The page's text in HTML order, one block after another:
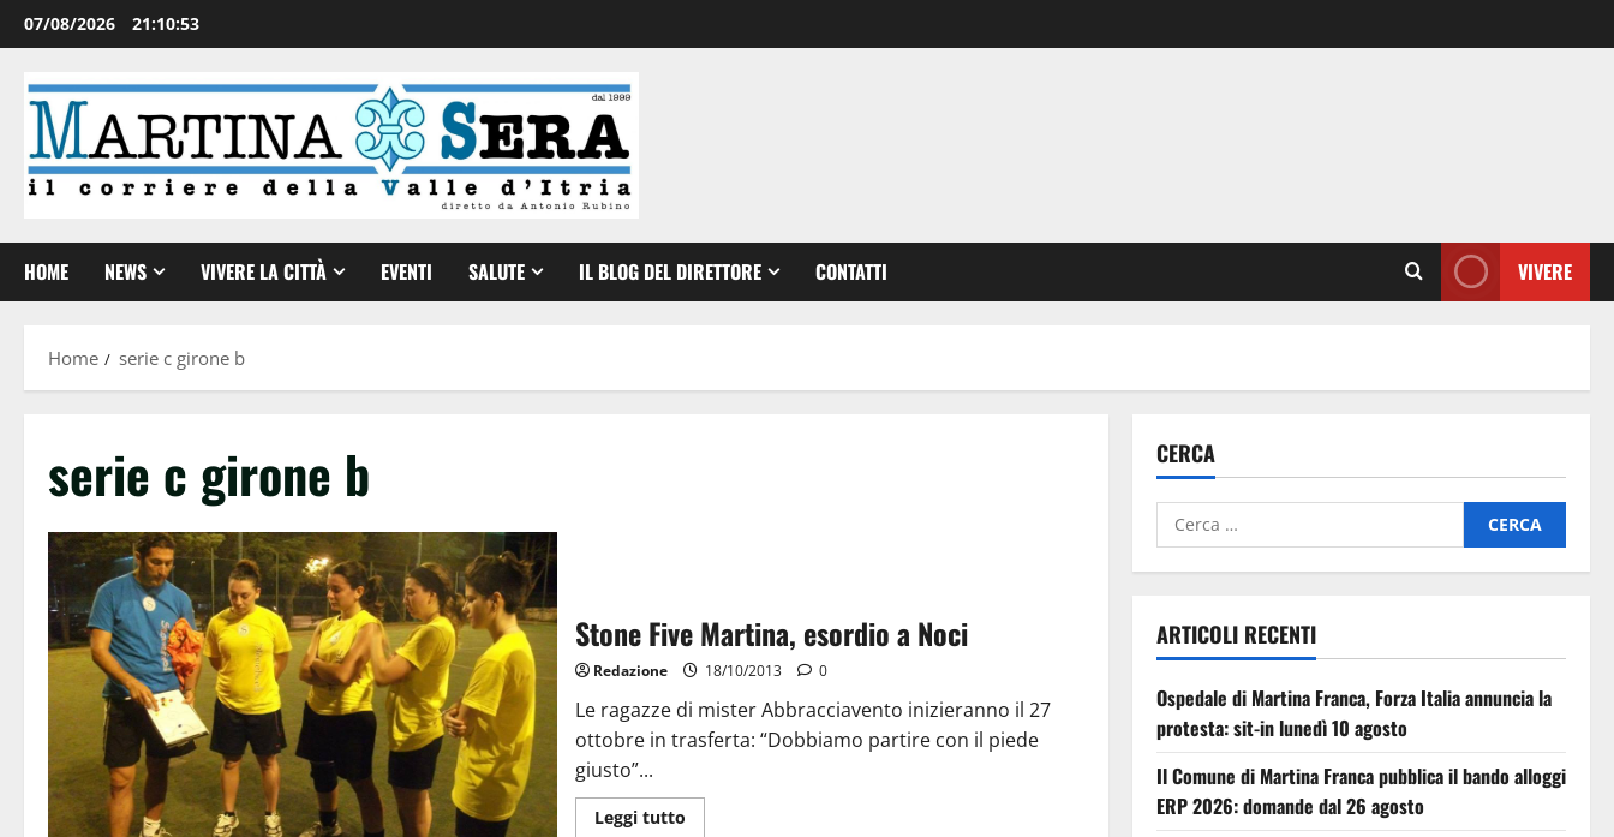
07/08/2026 21:10:53
HOME NEWS VIVERE LA CITTÀ EVENTI SALUTE IL BLOG DEL DIRETTORE CONTATTI VIVERE
Home serie c girone b
serie c girone b
Stone Five Martina, esordio a Noci
Redazione 18/10/2013 0
Le ragazze di mister Abbracciavento inizieranno il 27
ottobre in trasferta: “Dobbiamo partire con il piede
giusto”...
Leggi tutto
CERCA
ARTICOLI RECENTI
Ospedale di Martina Franca, Forza Italia annuncia la
protesta: sit-in lunedì 10 agosto
Il Comune di Martina Franca pubblica il bando alloggi
ERP 2026: domande dal 26 agosto